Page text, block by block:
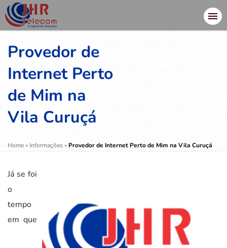
Provedor de
Internet Perto
de Mim na
Vila Curuçá
Home» Informações» Provedor de Internet Perto de Mim na Vila Curuçá
Já se foi
o
tempo
em que